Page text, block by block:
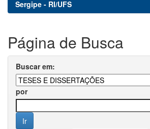
Sergipe - RI/UFS
Página de Busca
Buscar em:
por